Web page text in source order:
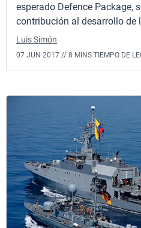
esperado Defence Package,
contribución al desarrollo de
Luis Simón
07 JUN 2017 // 8 MINS TIEMPO DE